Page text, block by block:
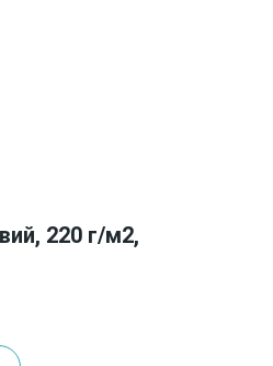
220 г/м2,